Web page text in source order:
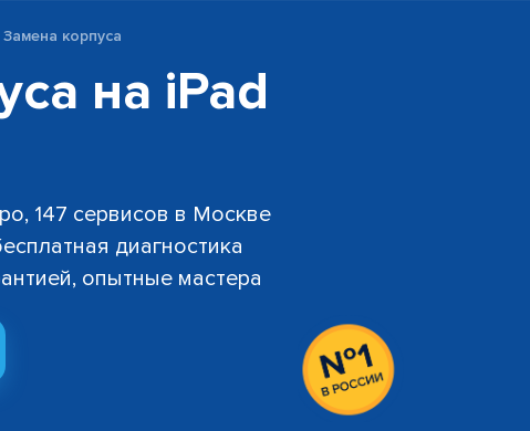
Замена корпуса
на iPad
147 сервисов в Москве
диагностика
опытные мастера